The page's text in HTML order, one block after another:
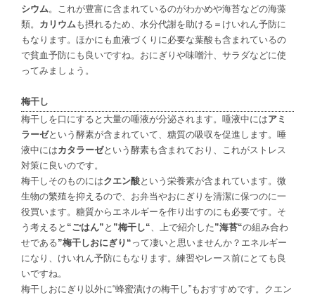
シウム。これが豊富に含まれているのがわかめや海苔などの海藻
類。 カリウムも摂れるため、水分代謝を助ける＝けいれん予防に
もなります。ほかにも血液づくりに必要な葉酸も含まれているの
で貧血予防にも良いですね。おにぎりや味噌汁、サラダなどに使
ってみましょう。
梅干し
梅干しを口にすると大量の唾液が分泌されます。唾液中にはアミ
ラーゼという酵素が含まれていて、糖質の吸収を促進します。唾
液中にはカタラーゼという酵素も含まれており、これがストレス
対策に良いのです。
梅干しそのものにはクエン酸という栄養素が含まれています。微
生物の繁殖を抑えるので、お弁当やおにぎりを清潔に保つのに一
役買います。糖質からエネルギーを作り出すのにも必要です。そ
う考えると “ごはん” と ”梅干し“ 、上で紹介した”海苔“の組み合わ
せである”梅干しおにぎり“ って凄いと思いませんか？エネルギー
になり、けいれん予防にもなります。練習やレース前にとても良
いですね。
梅干しおにぎり以外に“蜂蜜漬けの梅干し”もおすすめです。クエン